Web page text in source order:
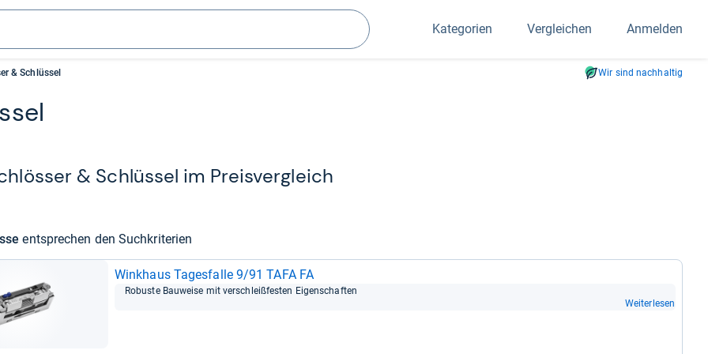
Suchen
Kategorien Vergleichen Anmelden
& Schlüssel Wir sind nachhaltig
& Schlüs­sel im Preis­ver­gleich
ent­spre­chen den Such­kri­te­rien
Wink­haus Tages­falle 9/91 TAFA FA
Robuste Bau­weise mit ver­schleiß­fes­ten Eigen­schaf­ten
Weiterlesen